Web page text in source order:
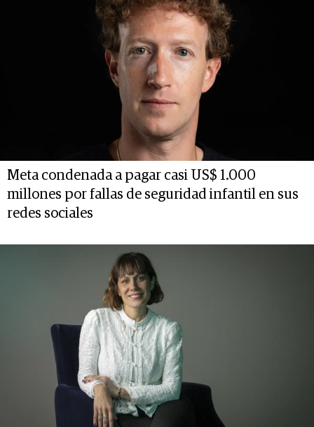
Meta condenada a pagar casi US$ 1.000
millones por fallas de seguridad infantil en sus
redes sociales